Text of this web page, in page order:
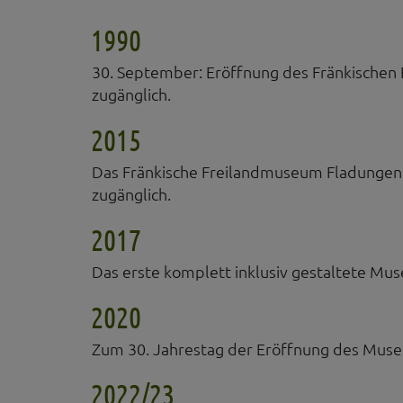
die Funktion
Website speichert,
1990
30. September: Eröffnung des
zugänglich.
2015
Das Fränkische Freilandmuseum
zugänglich.
2017
Das erste komplett inklusiv gestaltete
2020
Zum 30. Jahrestag der Eröffnung des
2022/23